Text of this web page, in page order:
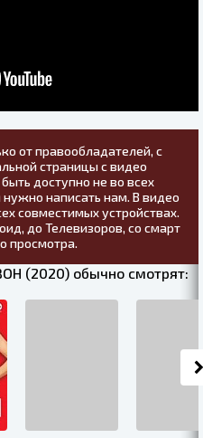
от правообладателей, с
страницы с видео
доступно не во всех
написать нам. В видео
совместимых устройствах.
до Телевизоров, со смарт
просмотра.
(2020) обычно смотрят: